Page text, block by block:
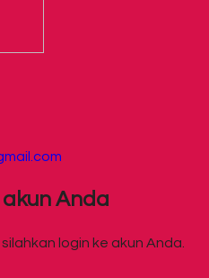
akun Anda
login ke akun Anda.